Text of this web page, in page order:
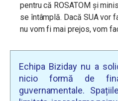
pentru că ROSATOM și
se întâmplă. Dacă SUA vor
nu vom fi mai prejos, vom
Echipa Biziday nu a
nicio formă de
guvernamentale.